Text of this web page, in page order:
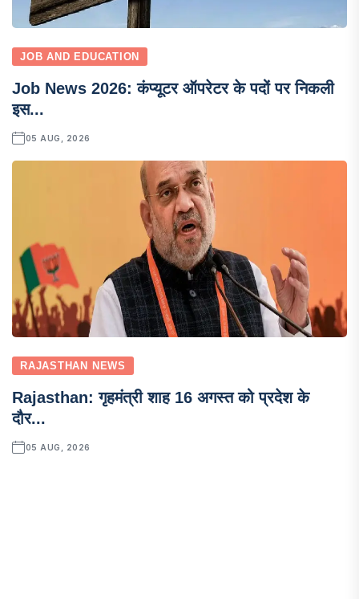
JOB AND EDUCATION
Job News 2026: कंप्यूटर ऑपरेटर के पदों पर निकली
इस...
05 AUG, 2026
RAJASTHAN NEWS
Rajasthan: गृहमंत्री शाह 16 अगस्त को प्रदेश के
दौर...
05 AUG, 2026